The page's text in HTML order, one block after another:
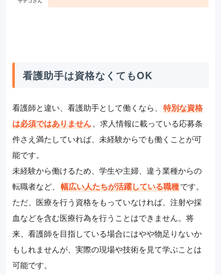
看護助手は資格なくてもOK
看護師と違い、看護助手として働くなら、 特別な資格
は必須ではありません。求人情報に載っている応募条
件さえ満たしていれば、未経験からでも働くことが可
能です。
未経験から働けるため、学生や主婦、違う業種からの
転職者など、 幅広い人たちが活躍している職種です。
ただ、医療を行う資格をもっていなければ、注射や採
血などを含む医療行為を行うことはできません。将
来、看護師を目指している場合にはやや物足りないか
もしれませんが、実際の現場や技術を見て学ぶことは
可能です。